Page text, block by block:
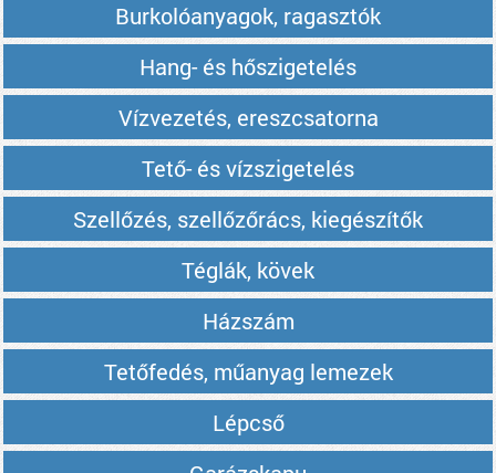
Burkolóanyagok, ragasztók
Hang- és hőszigetelés
Vízvezetés, ereszcsatorna
Tető- és vízszigetelés
Szellőzés, szellőzőrács, kiegészítők
Téglák, kövek
Házszám
Tetőfedés, műanyag lemezek
Lépcső